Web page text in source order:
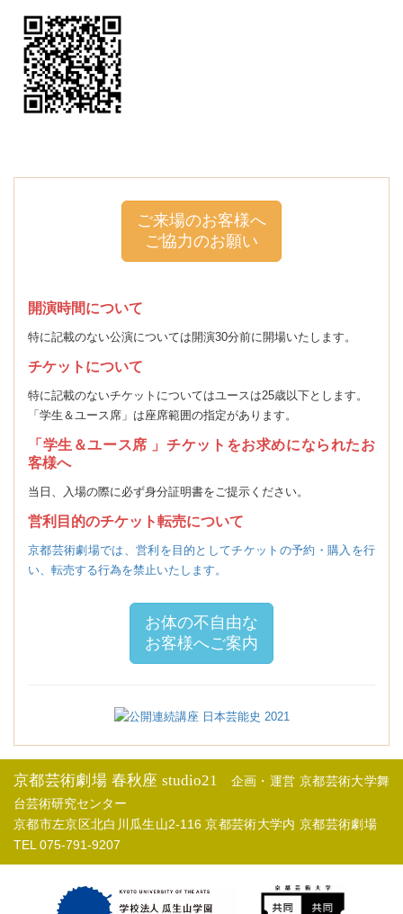
ご来場のお客様へ
ご協力のお願い
開演時間について
特に記載のない公演については開演30分前に開場いたします。
チケットについて
特に記載のないチケットについてはユースは25歳以下とします。
「学生＆ユース席」は座席範囲の指定があります。
「学生＆ユース席 」チケットをお求めになられたお
客様へ
当日、入場の際に必ず身分証明書をご提示ください。
営利目的のチケット転売について
京都芸術劇場では、営利を目的としてチケットの予約・購入を行
い、転売する行為を禁止いたします。
お体の不自由な
お客様へご案内
京都芸術劇場 春秋座 studio21
企画・運営 京都芸術大学舞
台芸術研究センター
京都市左京区北白川瓜生山2-116 京都芸術大学内 京都芸術劇場
TEL 075-791-9207